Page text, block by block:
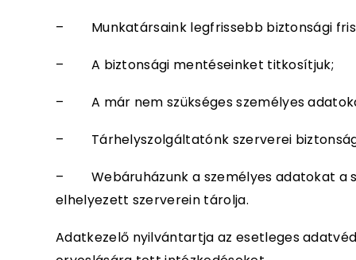
– Munkatársaink legfrissebb biztonsági
– A biztonsági mentéseinket titkosítjuk;
– A már nem szükséges személyes
– Tárhelyszolgáltatónk szerverei
– Webáruházunk a személyes adatokat a
elhelyezett szerverein tárolja.
Adatkezelő nyilvántartja az esetleges